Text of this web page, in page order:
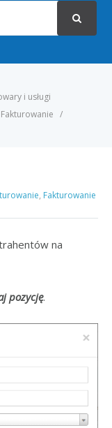
i usługi
Fakturowanie
, Fakturowanie
na
pozycję.